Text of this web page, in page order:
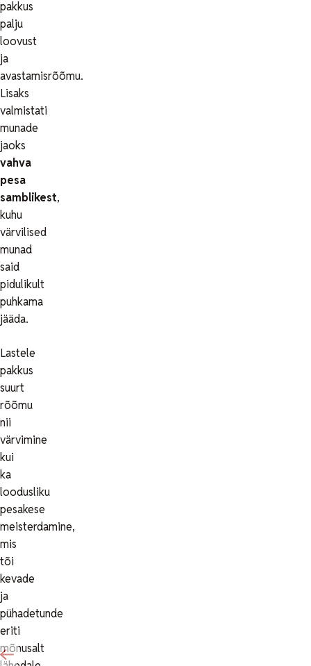
pakkus
palju
loovust
ja
avastamisrõõmu.
Lisaks
valmistati
munade
jaoks
vahva
pesa
samblikest,
kuhu
värvilised
munad
said
pidulikult
puhkama
jääda.
Lastele
pakkus
suurt
rõõmu
nii
värvimine
kui
ka
loodusliku
pesakese
meisterdamine,
mis
tõi
kevade
ja
pühadetunde
eriti
mõnusalt